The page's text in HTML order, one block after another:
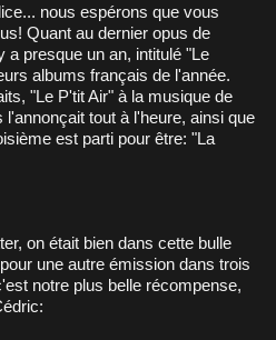
nous espérons que vous
Quant au dernier opus de
a presque un an, intitulé "Le
albums français de l'année.
"Le P'tit Air" à la musique de
tout à l'heure, ainsi que
est parti pour être: "La
une autre émission dans trois
notre plus belle récompense,